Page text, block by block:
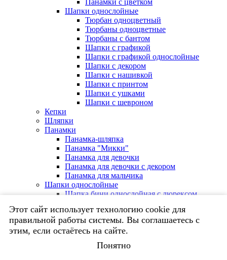
Шапки однослойные
Тюрбан одноцветный
Тюрбаны одноцветные
Тюрбаны с бантом
Шапки с графикой
Шапки с графикой однослойные
Шапки с декором
Шапки с нашивкой
Шапки с принтом
Шапки с ушками
Шапки с шевроном
Кепки
Шляпки
Панамки
Панамка-шляпка
Панамка "Микки"
Панамка для девочки
Панамка для девочки с декором
Панамка для мальчика
Шапки однослойные
Шапка бини однослойная с люрексом
трикотажа
Шапка удлиненная однослойная с принтом
Шапка удлиненная однослойная с
Шапка удлиненная однослойная с цветком с
Этот сайт использует технологию cookie для
правильной работы системы. Вы соглашаетесь с
этим, если остаётесь на сайте.
Понятно